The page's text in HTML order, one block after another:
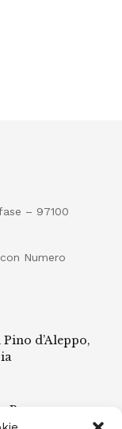
– 97100
Numero
d’Aleppo,